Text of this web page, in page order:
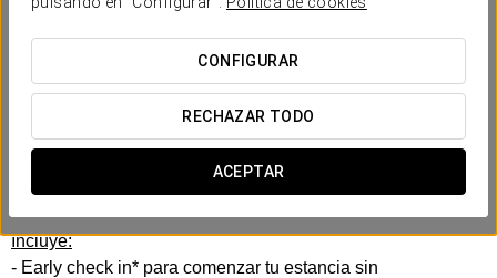
CONFIGURAR
RECHAZAR TODO
ACEPTAR
Experiencia business
Horarios flexibles, todo pensado para adaptarse a tu
agenda.
En el Exe Auriense, hemos creado esta experiencia
business pensando en tu eficiencia y comodidad. Sin prisas,
sin complicaciones.
Incluye:
- Early check in* para comenzar tu estancia sin